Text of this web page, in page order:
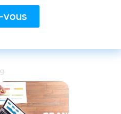
vous